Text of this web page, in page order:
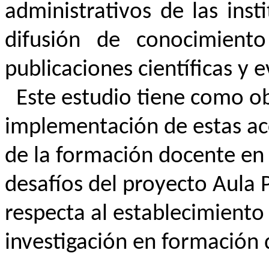
administrativos de las
difusión de
publicaciones científicas y
Este estudio tiene como
implementación de estas
de la formación docente
desafíos del proyecto Aula
respecta al
investigación en formación